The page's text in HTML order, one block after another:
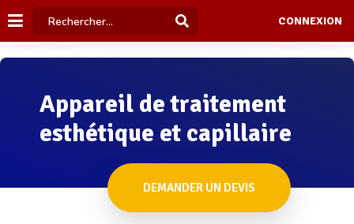
CONNEXION
Appareil de traitement
esthétique et capillaire
DEMANDER UN DEVIS